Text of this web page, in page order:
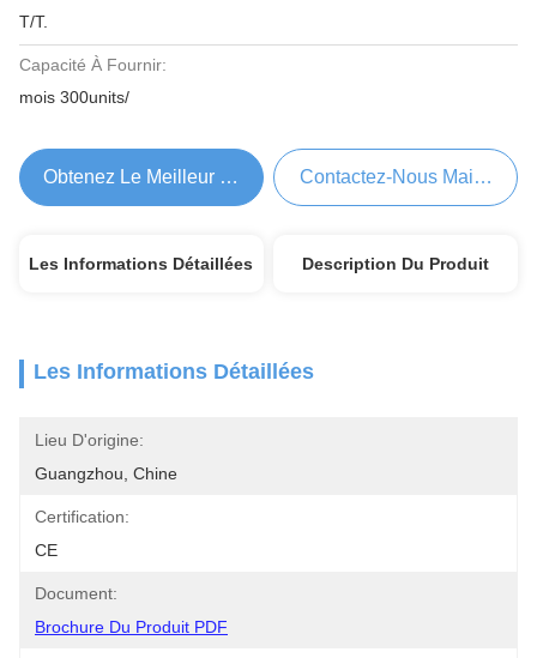
T/T.
Capacité À Fournir:
mois 300units/
Obtenez Le Meilleur Prix Contactez-Nous Maintenant
Les Informations Détaillées Description Du Produit
Les Informations Détaillées
Lieu D'origine:
Guangzhou, Chine
Certification:
CE
Document:
Brochure Du Produit PDF